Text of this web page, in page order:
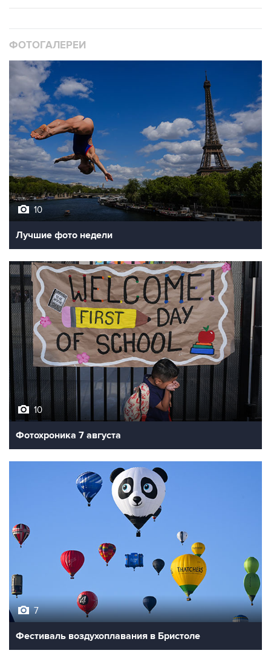
ФОТОГАЛЕРЕИ
10
Лучшие фото недели
10
Фотохроника 7 августа
7
Фестиваль воздухоплавания в Бристоле